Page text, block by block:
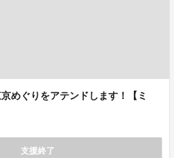
めぐりをアテンドします！【ミ
支援終了